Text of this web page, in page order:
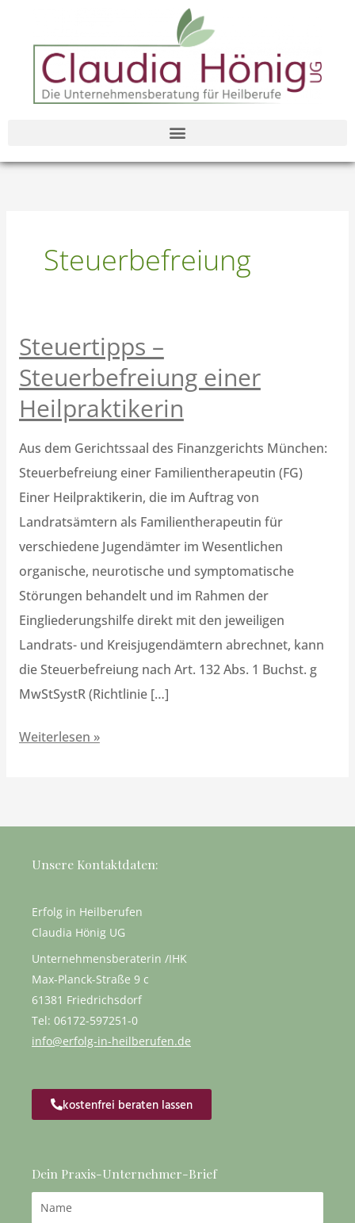
springen
Steuerbefreiung
Steuertipps –
Steuerbefreiung einer
Heilpraktikerin
Aus dem Gerichtssaal des Finanzgerichts München:
Steuerbefreiung einer Familientherapeutin (FG)
Einer Heilpraktikerin, die im Auftrag von
Landratsämtern als Familientherapeutin für
verschiedene Jugendämter im Wesentlichen
organische, neurotische und symptomatische
Störungen behandelt und im Rahmen der
Eingliederungshilfe direkt mit den jeweiligen
Landrats- und Kreisjugendämtern abrechnet, kann
die Steuerbefreiung nach Art. 132 Abs. 1 Buchst. g
MwStSystR (Richtlinie […]
Steuertipps
–
Steuerbefreiung
einer
Heilpraktikerin
Weiterlesen »
Unsere Kontaktdaten:
Erfolg in Heilberufen
Claudia Hönig UG
Unternehmensberaterin /IHK
Max-Planck-Straße 9 c
61381 Friedrichsdorf
Tel: 06172-597251-0
info@erfolg-in-heilberufen.de
kostenfrei beraten lassen
Dein Praxis-Unternehmer-Brief
Name